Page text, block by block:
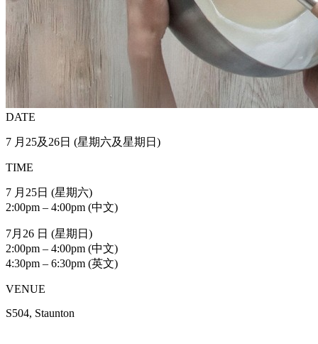
DATE
7 月25及26日 (星期六及星期日)
TIME
7 月25日 (星期六)
2:00pm – 4:00pm (中文)
7月26 日 (星期日)
2:00pm – 4:00pm (中文)
4:30pm – 6:30pm (英文)
VENUE
S504, Staunton